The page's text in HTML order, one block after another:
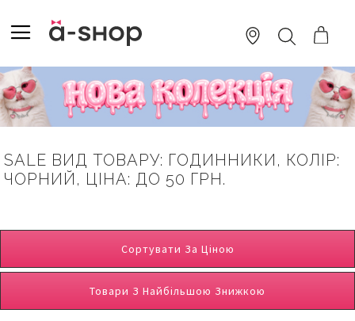
TO
CONTENT
ПОШУК
SALE ВИД ТОВАРУ: ГОДИННИКИ, КОЛІР:
ЧОРНИЙ, ЦІНА: ДО 50 ГРН.
Сортувати За Ціною
Товари З Найбільшою Знижкою